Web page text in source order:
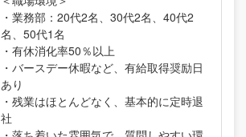
・業務部：20代2名、30代2名、40代2
名、50代1名
・有休消化率50％以上
・バースデー休暇など、有給取得奨励日
あり
・残業はほとんどなく、基本的に定時退
社